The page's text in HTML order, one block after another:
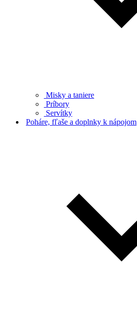
Misky a taniere
Príbory
Servítky
Poháre, fľaše a doplnky k nápojom